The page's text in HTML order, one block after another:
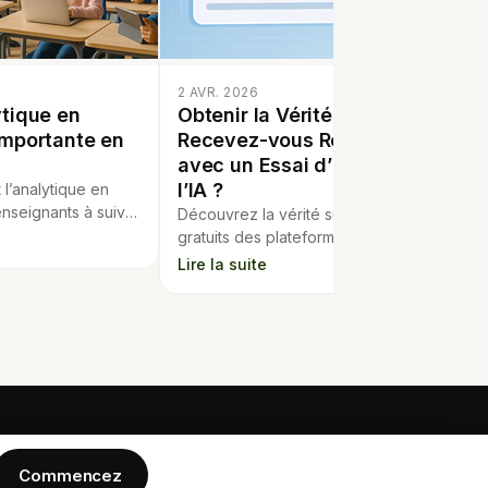
en
en
en
à suivre
2 AVR. 2026
Obtenir la Vérité : Que
Recevez-vous Réellement
avec un Essai d’Éducation à
l’IA ?
Découvrez la vérité sur les essais
gratuits des plateformes
d’apprentissage IA : accès, limites, et
Lire la suite
MENTIONS LEGALES
Commencez